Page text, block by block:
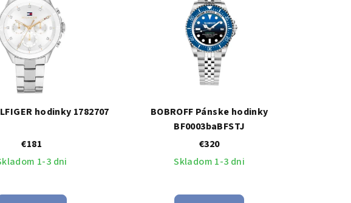
hodinky 1782707
€181
1-3 dni
BOBROFF Pánske hodinky
BF0003baBFSTJ
€320
Skladom 1-3 dni